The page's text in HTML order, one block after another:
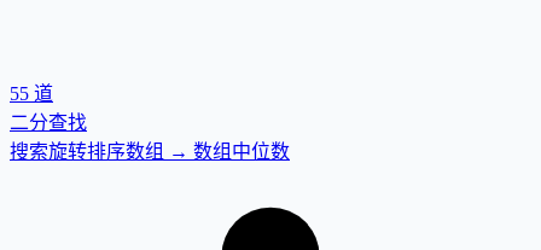
55 道
二分查找
搜索旋转排序数组 → 数组中位数